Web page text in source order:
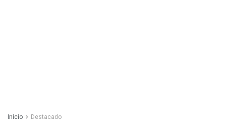
Inicio Destacado